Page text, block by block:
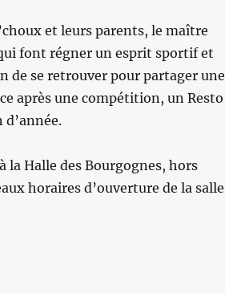
et leurs parents, le maître
font régner un esprit sportif et
de se retrouver pour partager une
après une compétition, un Resto
la Halle des Bourgognes, hors
horaires d’ouverture de la salle